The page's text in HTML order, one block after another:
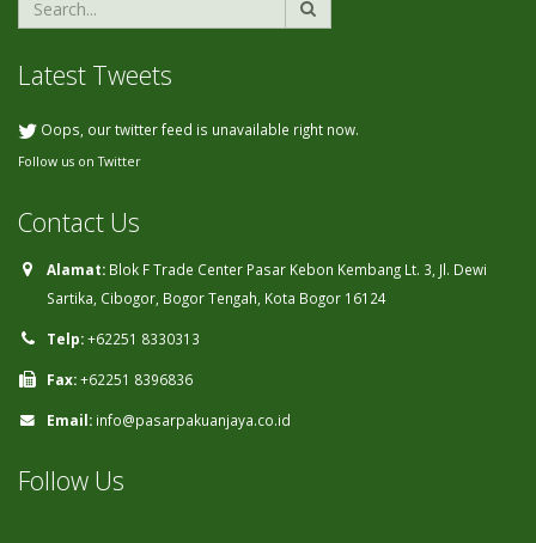
Latest Tweets
Oops, our twitter feed is unavailable right now.
Follow us on Twitter
Contact Us
Alamat: Blok F Trade Center Pasar Kebon Kembang Lt. 3, Jl. Dewi
Sartika, Cibogor, Bogor Tengah, Kota Bogor 16124
Telp:+62251 8330313
Fax:+62251 8396836
Email: info@pasarpakuanjaya.co.id
Follow Us